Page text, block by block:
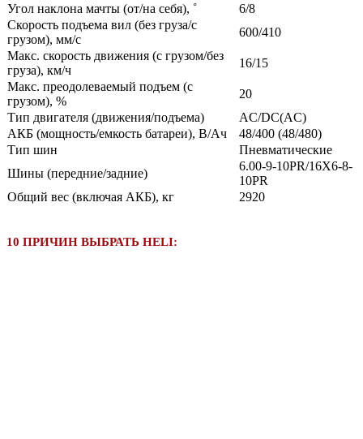
Угол наклона мачты (от/на себя), ˚
6/8
Скорость подъема вил (без груза/с
грузом), мм/с
600/410
Макс. скорость движения (с грузом/без
груза), км/ч
16/15
Макс. преодолеваемый подъем (с
грузом), %
20
Тип двигателя (движения/подъема)
AC/DC(AC)
АКБ (мощность/емкость батареи), В/Ач
48/400 (48/480)
Тип шин
Пневматические
Шины (передние/задние)
6.00-9-10PR/16X6-8-
10PR
Общий вес (включая АКБ), кг
2920
10 ПРИЧИН ВЫБРАТЬ HELI: